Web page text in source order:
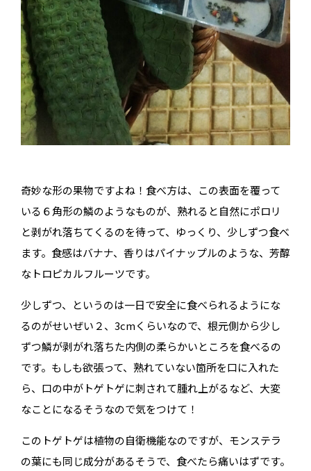
奇妙な形の果物ですよね！食べ方は、この表面を覆って
いる６角形の鱗のようなものが、熟れると自然にポロリ
と剥がれ落ちてくるのを待って、ゆっくり、少しずつ食べ
ます。食感はバナナ、香りはパイナップルのような、芳醇
なトロピカルフルーツです。
少しずつ、というのは一日で安全に食べられるようにな
るのがせいぜい２、3cmくらいなので、根元側から少し
ずつ鱗が剥がれ落ちた内側の柔らかいところを食べるの
です。もしも欲張って、熟れていない箇所を口に入れた
ら、口の中がトゲトゲに刺されて腫れ上がるなど、大変
なことになるそうなので気をつけて！
このトゲトゲは植物の自衛機能なのですが、モンステラ
の葉にも同じ成分があるそうで、食べたら痛いはずです。